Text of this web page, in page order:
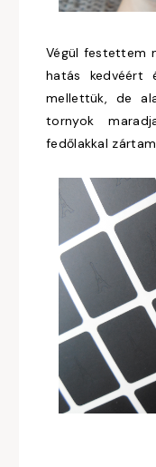
Végül festettem
hatás
mellettük, de
tornyok
fedőlakkal